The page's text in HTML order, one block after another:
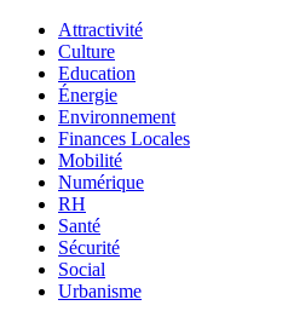
Attractivité
Culture
Education
Énergie
Environnement
Finances Locales
Mobilité
Numérique
RH
Santé
Sécurité
Social
Urbanisme